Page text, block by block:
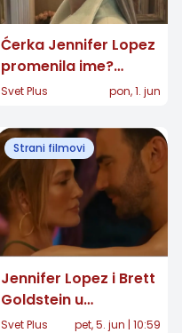
Ćerka Jennifer Lopez
promenila ime?
Emme Muniz sada je
Svet Plus pon, 1. jun
Strani filmovi
Jennifer Lopez i Brett
Goldstein u
neočekivanom spoju:
Svet Plus pet, 5. jun | 10:59